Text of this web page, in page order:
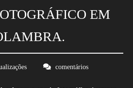
EM
comentários